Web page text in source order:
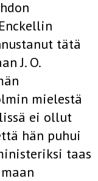
tätä
J. O.
mielestä
ei ollut
hän puhui
taas